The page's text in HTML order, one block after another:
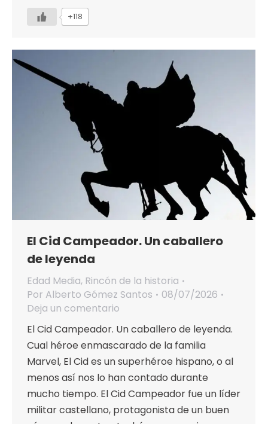
+118
El Cid Campeador. Un caballero
de leyenda
Edad Media, Rincón de la historia
Por Alberto Gómez Santos
08/07/2026
Deja un comentario
El Cid Campeador. Un caballero de leyenda.
Cual héroe enmascarado de la familia
Marvel, El Cid es un superhéroe hispano, o al
menos así nos lo han contado durante
mucho tiempo. El Cid Campeador fue un líder
militar castellano, protagonista de un buen